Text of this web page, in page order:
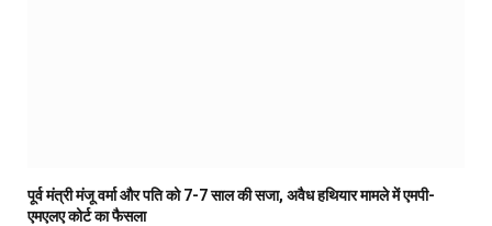
पूर्व मंत्री मंजू वर्मा और पति को 7-7 साल की सजा, अवैध हथियार मामले में एमपी-
एमएलए कोर्ट का फैसला